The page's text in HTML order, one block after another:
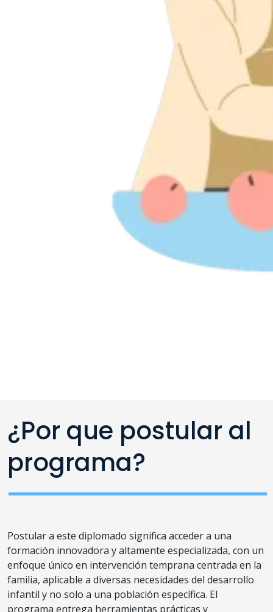
Postular a este diplomado significa acceder a una
formación innovadora y altamente especializada, con un
enfoque único en intervención temprana centrada en la
familia, aplicable a diversas necesidades del desarrollo
infantil y no solo a una población específica. El
programa entrega herramientas prácticas y
¿Por que postular al
programa?